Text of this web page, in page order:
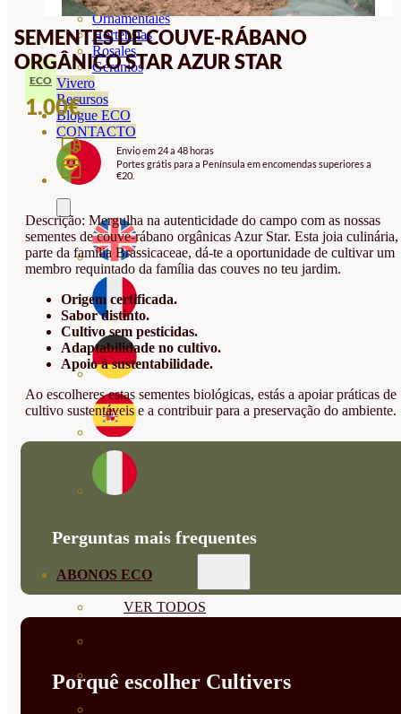
Ornamentales
Hortensias
Rosales
Geranios
Vivero
Recursos
Blogue ECO
CONTACTO
ABONOS ECO
VER TODOS
ABONOS SOLIDOS
SEMENTES DE COUVE-RÁBANO
ORGÂNICO STAR AZUR STAR
ECO
1.00€
Envio em 24 a 48 horas
Portes grátis para a Península em encomendas superiores a
€20.
Descrição: Mergulha na autenticidade do campo com as nossas
sementes de couve-rábano orgânicas Azur Star. Esta joia culinária,
parte da família Brassicaceae, dá-te a oportunidade de cultivar um
membro requintado da família das couves no teu jardim.
Origem certificada.
Sabor distinto.
Cultivo sem pesticidas.
Adaptabilidade no cultivo.
Apoio à sustentabilidade.
Ao escolheres estas sementes biológicas, estás a apoiar práticas de
cultivo sustentáveis e a contribuir para a preservação do ambiente.
Perguntas mais frequentes
Porquê escolher Cultivers